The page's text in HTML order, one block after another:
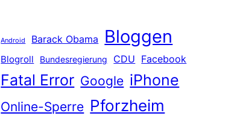
Android Barack Obama Bloggen
Blogroll Bundesregierung CDU Facebook
Fatal Error Google iPhone
Online-Sperre Pforzheim